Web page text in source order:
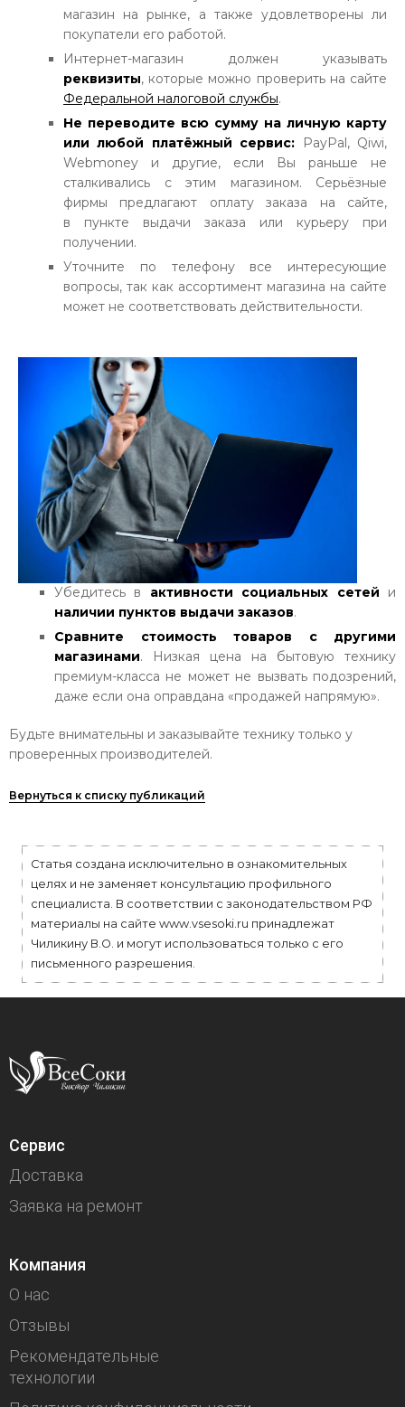
магазин на рынке, а также удовлетворены ли
покупатели его работой.
Интернет-магазин должен указывать
реквизиты, которые можно проверить на сайте
Федеральной налоговой службы.
Не переводите всю сумму на личную карту
или любой платёжный сервис: PayPal, Qiwi,
Webmoney и другие, если Вы раньше не
сталкивались с этим магазином. Серьёзные
фирмы предлагают оплату заказа на сайте,
в пункте выдачи заказа или курьеру при
получении.
Уточните по телефону все интересующие
вопросы, так как ассортимент магазина на сайте
может не соответствовать действительности.
Убедитесь в активности социальных сетей и
наличии пунктов выдачи заказов.
Сравните стоимость товаров с другими
магазинами. Низкая цена на бытовую технику
премиум-класса не может не вызвать подозрений,
даже если она оправдана «продажей напрямую».
Будьте внимательны и заказывайте технику только у
проверенных производителей.
Вернуться к списку публикаций
Статья создана исключительно в ознакомительных
целях и не заменяет консультацию профильного
специалиста. В соответствии с законодательством РФ
материалы на сайте www.vsesoki.ru принадлежат
Чиликину В.О. и могут использоваться только с его
письменного разрешения.
Сервис
Доставка
Заявка на ремонт
Компания
О нас
Отзывы
Рекомендательные
технологии